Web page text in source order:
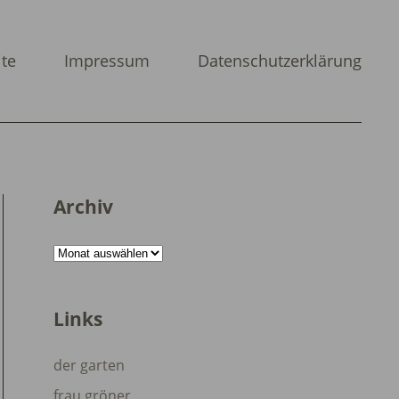
Impressum Datenschutzerklärung
Archiv
Archiv
Links
der garten